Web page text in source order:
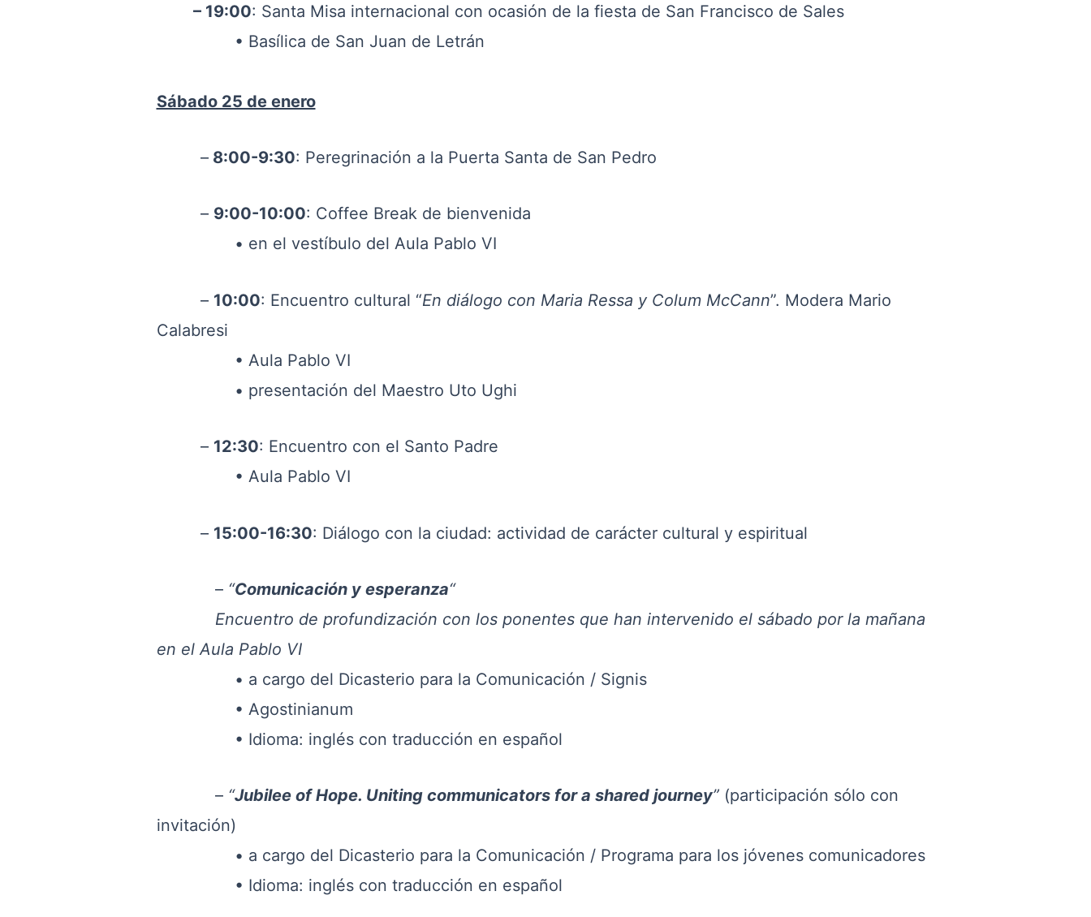
– 19:00: Santa Misa internacional con ocasión de la fiesta de San Francisco de Sales
• Basílica de San Juan de Letrán
Sábado 25 de enero
–8:00-9:30: Peregrinación a la Puerta Santa de San Pedro
– 9:00-10:00: Coffee Break de bienvenida
• en el vestíbulo del Aula Pablo VI
– 10:00: Encuentro cultural “En diálogo con Maria Ressa y Colum McCann”. Modera Mario
Calabresi
• Aula Pablo VI
• presentación del Maestro Uto Ughi
– 12:30: Encuentro con el Santo Padre
• Aula Pablo VI
– 15:00-16:30: Diálogo con la ciudad: actividad de carácter cultural y espiritual
–“Comunicación y esperanza“
Encuentro de profundización con los ponentes que han intervenido el sábado por la mañana
en el Aula Pablo VI
• a cargo del Dicasterio para la Comunicación / Signis
• Agostinianum
• Idioma: inglés con traducción en español
–“Jubilee of Hope. Uniting communicators for a shared journey” (participación sólo con
invitación)
• a cargo del Dicasterio para la Comunicación / Programa para los jóvenes comunicadores
• Idioma: inglés con traducción en español